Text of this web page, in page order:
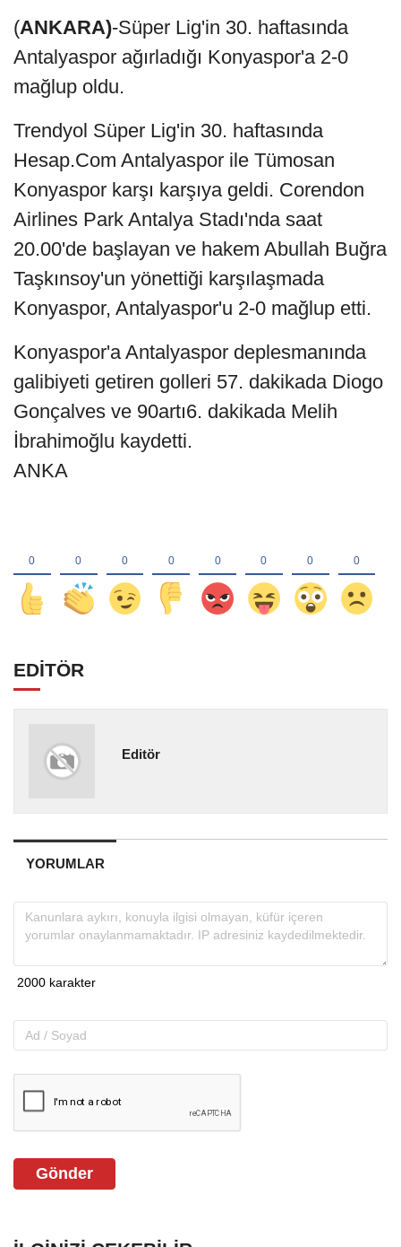
(ANKARA)-Süper Lig'in 30. haftasında
Antalyaspor ağırladığı Konyaspor'a 2-0
mağlup oldu.
Trendyol Süper Lig'in 30. haftasında
Hesap.Com Antalyaspor ile Tümosan
Konyaspor karşı karşıya geldi. Corendon
Airlines Park Antalya Stadı'nda saat
20.00'de başlayan ve hakem Abullah Buğra
Taşkınsoy'un yönettiği karşılaşmada
Konyaspor, Antalyaspor'u 2-0 mağlup etti.
Konyaspor'a Antalyaspor deplesmanında
galibiyeti getiren golleri 57. dakikada Diogo
Gonçalves ve 90artı6. dakikada Melih
İbrahimoğlu kaydetti.
ANKA
EDİTÖR
Editör
YORUMLAR
Gönder